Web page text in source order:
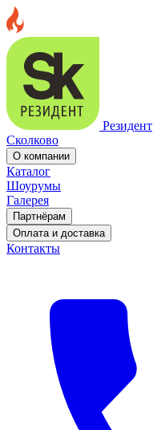
Резидент
Сколково
О компании
Каталог
Шоурумы
Галерея
Партнёрам
Оплата и доставка
Контакты